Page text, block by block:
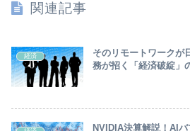
関連記事
経済
そのリモートワークが
務が招く「経済破綻」
NVIDIA決算解説！AI